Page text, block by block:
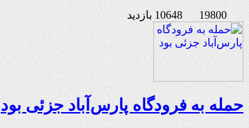
19800 10648 بازدید
حمله به فرودگاه پارس‌‌آباد جزئی بود